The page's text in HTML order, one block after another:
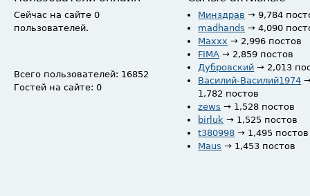
Сейчас на сайте 0
пользователей.
Всего пользователей: 16852
Гостей на сайте: 0
Минздрав → 9,784
madhands → 4,090
Maxxx → 2,996 постов
FIMA → 2,859 постов
Дубровский → 2,013
Василий-Василий1974
1,782 постов
zews → 1,528 постов
birluk → 1,525 постов
t380998 → 1,495 постов
Maus → 1,453 постов